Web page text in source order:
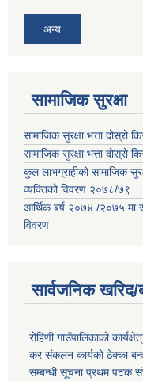
अन्य
सामाजिक सुरक्षा
सामाजिक सुरक्षा भत्ता दोस्रो
सामाजिक सुरक्षा भत्ता दोस्रो
कुल लाभग्राहीको सामाजिक
व्यक्तिको विवरण २०७८/७९
आर्थिक बर्ष २०७४ /२०७५ मा
विवरण
सार्वजनिक
रोहिणी गाउँपालिकाको
कर संकलन कार्यको ठेक्का
सम्बन्धी सूचना प्रथम पटक